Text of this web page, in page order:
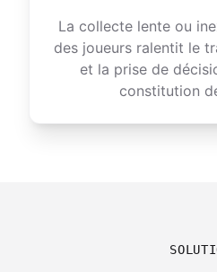
La collecte lente ou
des joueurs ralentit le
et la prise de
constitution